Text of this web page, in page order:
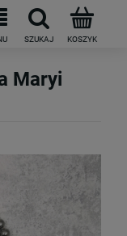
199PLN
Maryi